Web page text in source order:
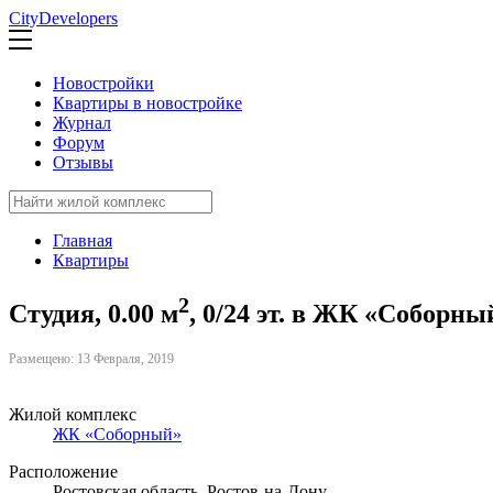
CityDevelopers
Новостройки
Квартиры в новостройке
Журнал
Форум
Отзывы
Главная
Квартиры
Студия, 0.00 м2, 0/24 эт. в ЖК
Размещено: 13 Февраля, 2019
Жилой комплекс
ЖК «Соборный»
Расположение